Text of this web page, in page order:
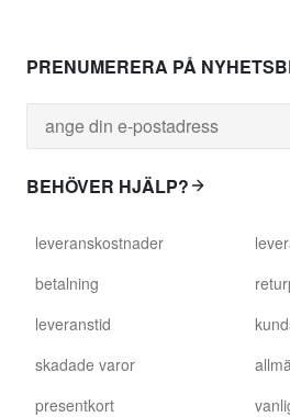
PRENUMERERA PÅ
BEHÖVER HJÄLP?
leveranskostnader
betalning
leveranstid
skadade varor
presentkort